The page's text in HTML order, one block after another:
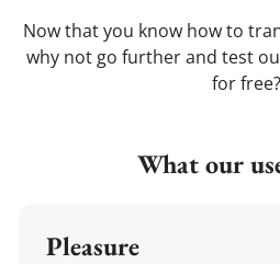
Now that you know how to
why not go further and test
for free?
What our
Pleasure